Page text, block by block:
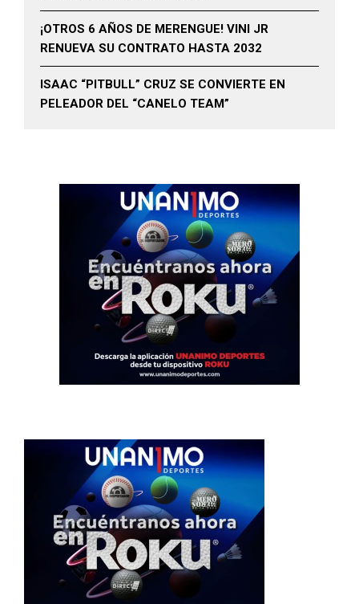
¡OTROS 6 AÑOS DE MERENGUE! VINI JR
RENUEVA SU CONTRATO HASTA 2032
ISAAC “PITBULL” CRUZ SE CONVIERTE EN
PELEADOR DEL “CANELO TEAM”